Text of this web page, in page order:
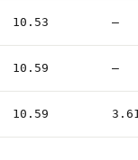
10.53 —
10.59 —
10.59